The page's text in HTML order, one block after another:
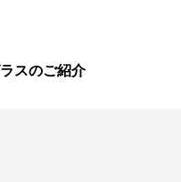
スのご紹介